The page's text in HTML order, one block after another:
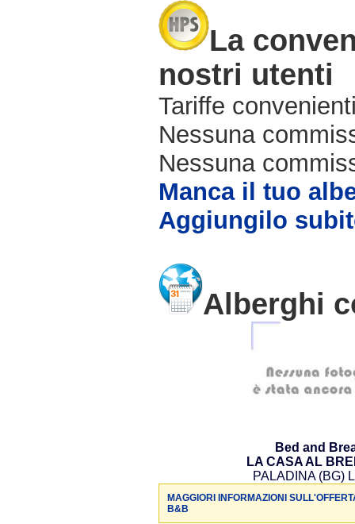
La
nostri utenti
Tariffe
Nessuna
Nessuna
Manca il tuo
Aggiungilo
Alberghi
Bed and
LA CASA AL
PALADINA (BG)
MAGGIORI INFORMAZIONI
B&B